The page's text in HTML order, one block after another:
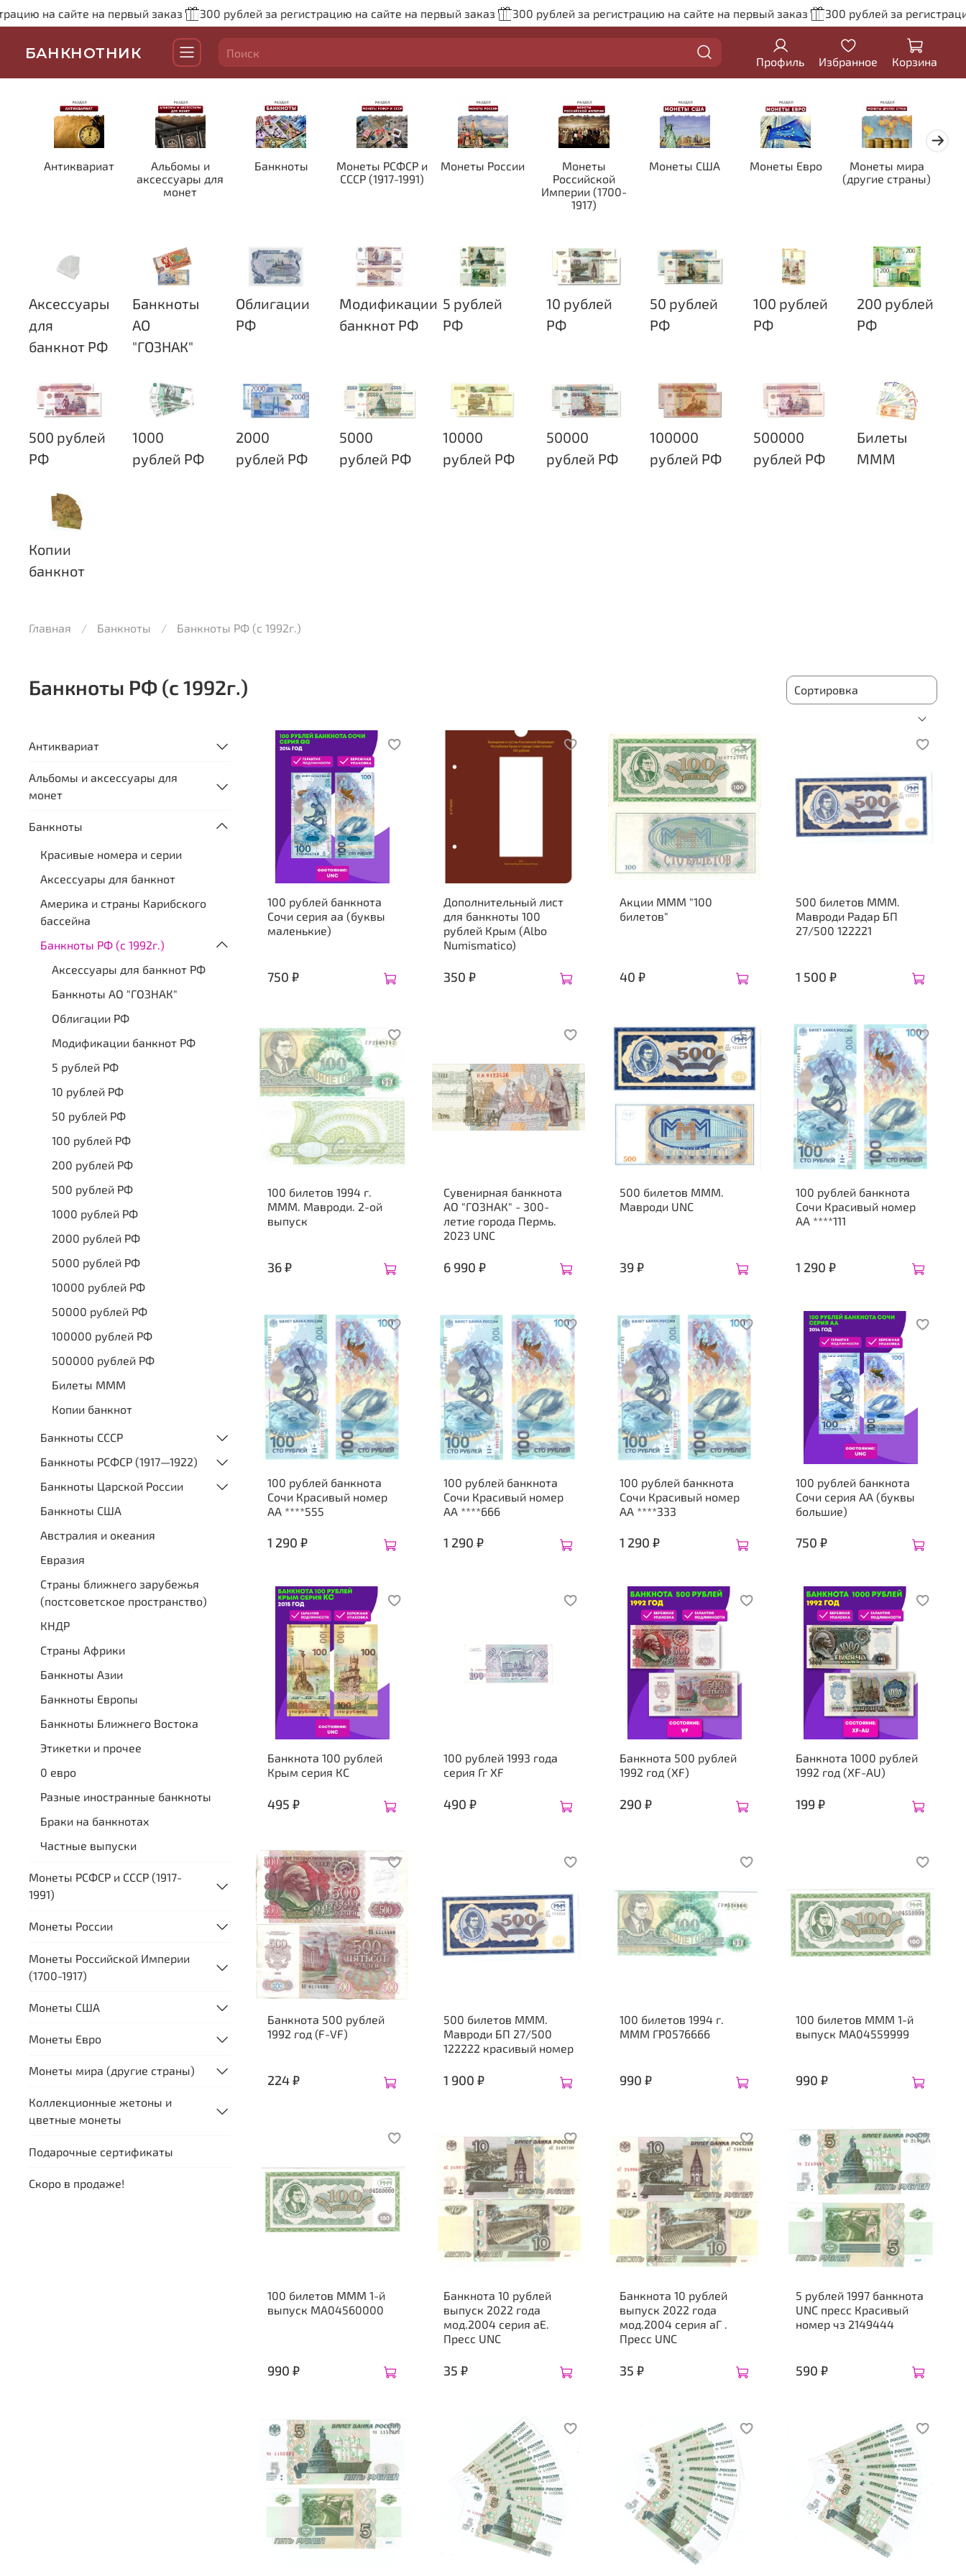
на сайте на первый заказ 300 рублей за регистрацию на сайте на первый заказ 300 рублей за регистрацию на сайте на первый заказ 300 рублей за регистрацию
БАНКНОТНИК
Профиль Избранное Корзина
Антиквариат
Альбомы и
аксессуары для
монет
Банкноты
Монеты РСФСР и
СССР (1917-1991)
Монеты России
Монеты
Российской
Империи (1700-
1917)
Монеты США Монеты Евро
Монеты мира
(другие страны)
Аксессуары
для
банкнот РФ
Банкноты
АО
"ГОЗНАК"
Облигации
РФ
Модификации
банкнот РФ
5 рублей
РФ
10 рублей
РФ
50 рублей
РФ
100 рублей
РФ
200 рублей
РФ
500 рублей
РФ
1000
рублей РФ
2000
рублей РФ
5000
рублей РФ
10000
рублей РФ
50000
рублей РФ
100000
рублей РФ
500000
рублей РФ
Билеты
МММ
Копии
банкнот
Главная Банкноты Банкноты РФ (с 1992г.)
Банкноты РФ (с 1992г.)
100 рублей банкнота
Сочи серия аа (буквы
маленькие)
750 ₽
Дополнительный лист
для банкноты 100
рублей Крым (Albo
Numismatico)
350 ₽
Акции МММ "100
билетов"
40 ₽
500 билетов МММ.
Мавроди Радар БП
27/500 122221
1 500 ₽
100 билетов 1994 г.
МММ. Мавроди. 2-ой
выпуск
36 ₽
Сувенирная банкнота
АО "ГОЗНАК" - 300-
летие города Пермь.
2023 UNC
6 990 ₽
500 билетов МММ.
Мавроди UNC
39 ₽
100 рублей банкнота
Сочи Красивый номер
АА ****111
1 290 ₽
100 рублей банкнота
Сочи Красивый номер
АА ****555
1 290 ₽
100 рублей банкнота
Сочи Красивый номер
АА ****666
1 290 ₽
100 рублей банкнота
Сочи Красивый номер
АА ****333
1 290 ₽
100 рублей банкнота
Сочи серия АА (буквы
большие)
750 ₽
Банкнота 100 рублей
Крым серия КС
495 ₽
100 рублей 1993 года
серия Гг XF
490 ₽
Банкнота 500 рублей
1992 год (XF)
290 ₽
Банкнота 1000 рублей
1992 год (XF-AU)
199 ₽
Банкнота 500 рублей
1992 год (F-VF)
224 ₽
500 билетов МММ.
Мавроди БП 27/500
122222 красивый номер
1 900 ₽
100 билетов 1994 г.
МММ ГР0576666
990 ₽
100 билетов МММ 1-й
выпуск МА04559999
990 ₽
100 билетов МММ 1-й
выпуск МА04560000
990 ₽
Банкнота 10 рублей
выпуск 2022 года
мод.2004 серия аЕ.
Пресс UNC
35 ₽
Банкнота 10 рублей
выпуск 2022 года
мод.2004 серия аГ .
Пресс UNC
35 ₽
5 рублей 1997 банкнота
UNC пресс Красивый
номер чз 2149444
590 ₽
Антиквариат
Альбомы и аксессуары для
монет
Банкноты
Красивые номера и серии
Аксессуары для банкнот
Америка и страны Карибского
бассейна
Банкноты РФ (с 1992г.)
Аксессуары для банкнот РФ
Банкноты АО "ГОЗНАК"
Облигации РФ
Модификации банкнот РФ
5 рублей РФ
10 рублей РФ
50 рублей РФ
100 рублей РФ
200 рублей РФ
500 рублей РФ
1000 рублей РФ
2000 рублей РФ
5000 рублей РФ
10000 рублей РФ
50000 рублей РФ
100000 рублей РФ
500000 рублей РФ
Билеты МММ
Копии банкнот
Банкноты СССР
Банкноты РСФСР (1917—1922)
Банкноты Царской России
Банкноты США
Австралия и океания
Евразия
Страны ближнего зарубежья
(постсоветское пространство)
КНДР
Страны Африки
Банкноты Азии
Банкноты Европы
Банкноты Ближнего Востока
Этикетки и прочее
0 евро
Разные иностранные банкноты
Браки на банкнотах
Частные выпуски
Монеты РСФСР и СССР (1917-
1991)
Монеты России
Монеты Российской Империи
(1700-1917)
Монеты США
Монеты Евро
Монеты мира (другие страны)
Коллекционные жетоны и
цветные монеты
Подарочные сертификаты
Скоро в продаже!